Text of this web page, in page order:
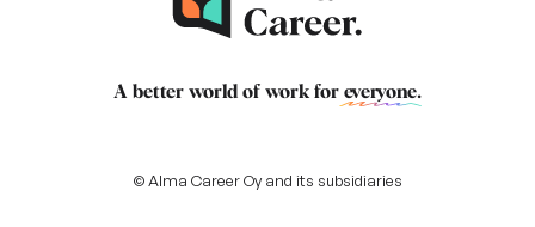
A better world of work for everyone.
© Alma Career Oy and its subsidiaries